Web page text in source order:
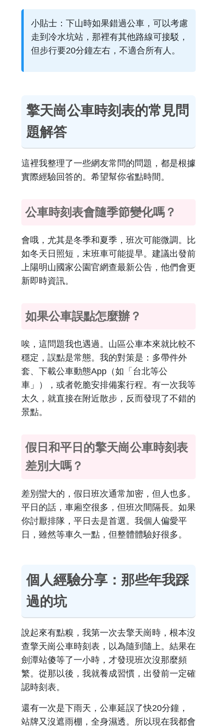
小貼士：下山時如果錯過公車，可以考慮
走到冷水坑站，那裡有其他路線可接駁，
但步行要20分鐘左右，不適合所有人。
擎天崗公車時刻表的常見問
題解答
這裡我整理了一些網友常問的問題，都是根據
實際經驗回答的。希望幫你省點時間。
公車時刻表會隨季節變化嗎？
會哦，尤其是冬季和夏季，班次可能微調。比
如冬天日照短，末班車可能提早。建議出發前
上陽明山國家公園官網查最新公告，他們會更
新即時資訊。
如果公車誤點怎麼辦？
唉，這問題我也遇過。山區公車本來就比較不
穩定，誤點是常態。我的對策是：多帶件外
套、下載公車動態App（如「台北等公
車」），或者乾脆安排備案行程。有一次我等
太久，就直接在附近散步，反而發現了不錯的
景點。
假日和平日的擎天崗公車時刻表
差別大嗎？
差別蠻大的，假日班次通常加密，但人也多。
平日的話，車廂空很多，但班次間隔長。如果
你討厭排隊，平日去是首選。我個人偏愛平
日，雖然等車久一點，但整體體驗好很多。
個人經驗分享：那些年我踩
過的坑
說起來有點糗，我第一次去擎天崗時，根本沒
查擎天崗公車時刻表，以為隨到隨上。結果在
劍潭站傻等了一小時，才發現班次沒那麼頻
繁。從那以後，我就養成習慣，出發前一定確
認時刻表。
還有一次是下雨天，公車延誤了快20分鐘，
站牌又沒遮雨棚，全身濕透。所以現在我都會